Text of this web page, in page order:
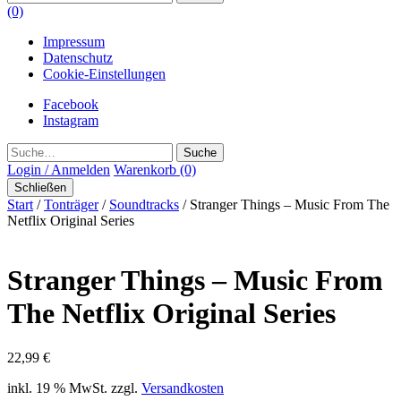
(0)
Impressum
Datenschutz
Cookie-Einstellungen
Facebook
Instagram
Suche
Login / Anmelden Warenkorb (0)
Schließen
Start /Tonträger/ Soundtracks / Stranger Things – Music From The
Netflix Original Series
Stranger Things – Music From
The Netflix Original Series
22,99 €
inkl. 19 % MwSt. zzgl. Versandkosten